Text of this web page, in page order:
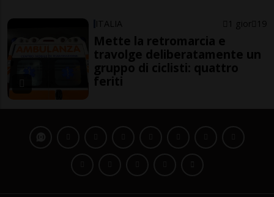
ITALIA 1 gior 19
Mette la retromarcia e
travolge deliberatamente un
gruppo di ciclisti: quattro
feriti